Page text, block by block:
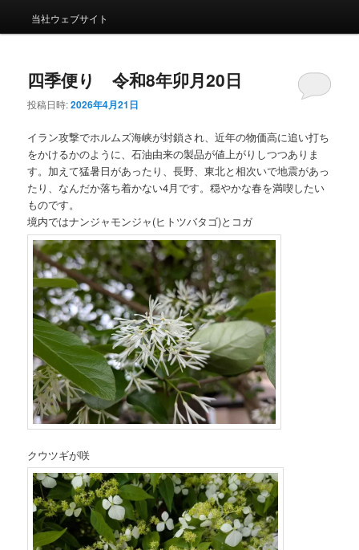
メ
当社ウェブサイト
四季便り 令和8年卯月20日
投稿日時:2026年4月21日
イラン攻撃でホルムズ海峡が封鎖され、近年の物価高に追い打ち
をかけるかのように、石油由来の製品が値上がりしつつありま
す。加えて猛暑日があったり、長野、東北と相次いで地震があっ
たり、なんだか落ち着かない4月です。穏やかな春を満喫したい
ものです。
境内ではナンジャモンジャ(ヒトツバタゴ)とコガ
クウツギが咲